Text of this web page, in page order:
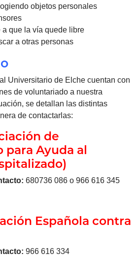
objetos personales
a que la vía quede libre
a otras personas
Universitario de Elche cuentan con
de voluntariado a nuestra
se detallan las distintas
de contactarlas:
de
para Ayuda al
680736 086 o 966 616 345
Española contra
966 616 334